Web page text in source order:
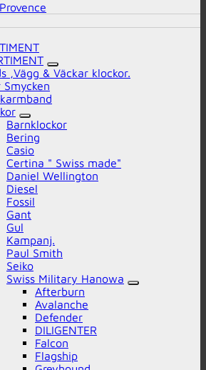
,Vägg & Väckar klockor.
Smycken
Barnklockor
Bering
Casio
Certina " Swiss made"
Daniel Wellington
Diesel
Fossil
Gant
Gul
Kampanj.
Paul Smith
Seiko
Swiss Military Hanowa
Afterburn
Avalanche
Defender
DILIGENTER
Falcon
Flagship